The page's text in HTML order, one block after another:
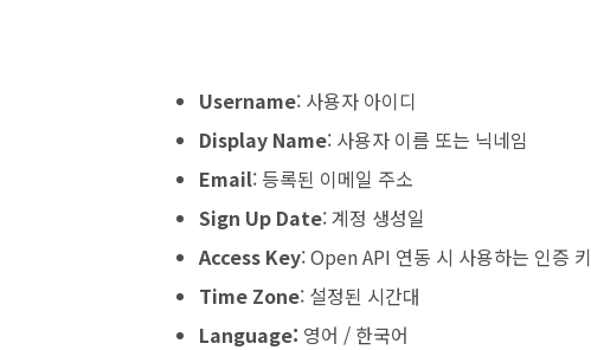
Username: 사용자 아이디
Display Name: 사용자 이름 또는 닉네임
Email: 등록된 이메일 주소
Sign Up Date: 계정 생성일
Access Key: Open API 연동 시 사용하는 인증 키
Time Zone: 설정된 시간대
Language: 영어 / 한국어